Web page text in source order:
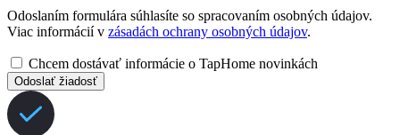
Odoslaním formulára súhlasíte so spracovaním osobných údajov.
Viac informácií v zásadách ochrany osobných údajov.
Chcem dostávať informácie o TapHome novinkách
Odoslať žiadosť